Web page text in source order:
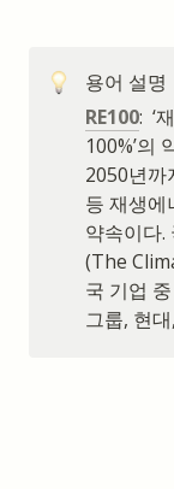
용어 설명
RE100:
100%’의
2050년까
등 재생에
약속이다.
(The
국 기업
그룹, 현